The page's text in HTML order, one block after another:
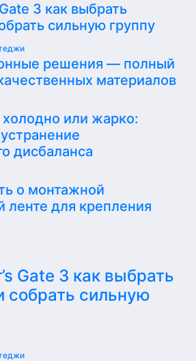
3 как выбрать
сильную группу
решения — полный
материалов
или жарко:
дисбаланса
о монтажной
ленте для крепления
Gate 3 как выбрать
собрать сильную